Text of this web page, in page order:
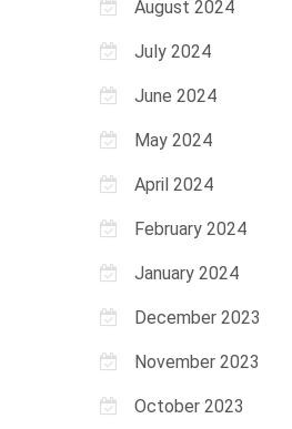
August 2024
July 2024
June 2024
May 2024
April 2024
February 2024
January 2024
December 2023
November 2023
October 2023